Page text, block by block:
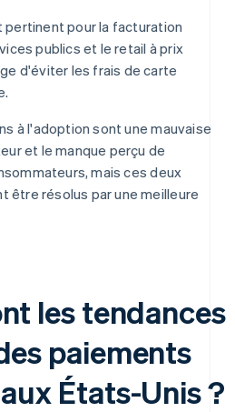
pertinent pour la facturation
publics et le retail à prix
d'éviter les frais de carte
à l'adoption sont une mauvaise
et le manque perçu de
mais ces deux
être résolus par une meilleure
les tendances
paiements
États-Unis ?